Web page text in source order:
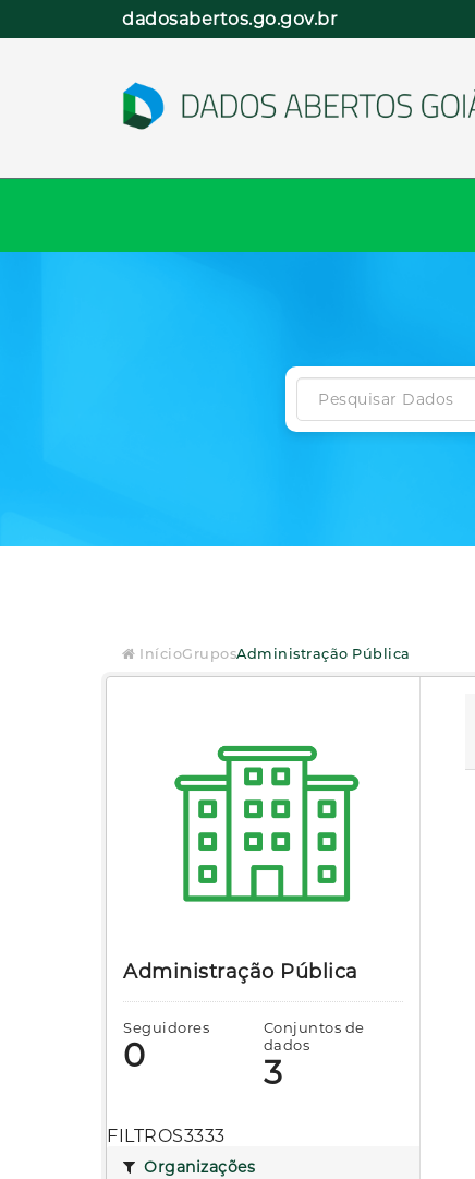
dadosabertos.go.gov.br
InícioGruposAdministração Pública
Administração Pública
Seguidores
0
Conjuntos de
dados
3
FILTROS3333
Organizações